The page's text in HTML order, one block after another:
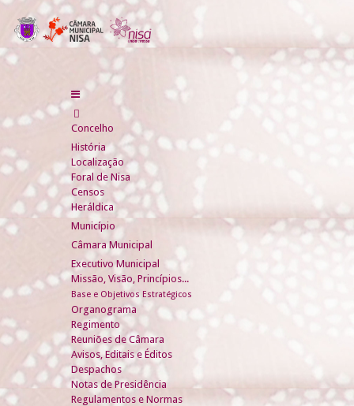
Concelho
História
Localização
Foral de Nisa
Censos
Heráldica
Município
Câmara Municipal
Executivo Municipal
Missão, Visão, Princípios...
Base e Objetivos Estratégicos
Organograma
Regimento
Reuniões de Câmara
Avisos, Editais e Éditos
Despachos
Notas de Presidência
Regulamentos e Normas